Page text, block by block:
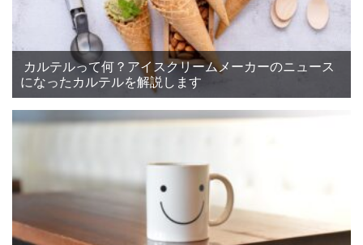
カルテルって何？アイスクリームメーカーのニュース
になったカルテルを解説します